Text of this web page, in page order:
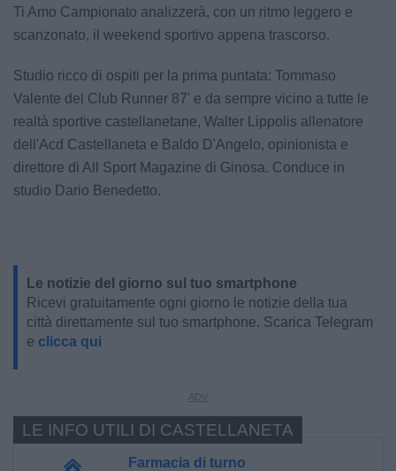
Ti Amo Campionato analizzerà, con un ritmo leggero e
scanzonato, il weekend sportivo appena trascorso.
Studio ricco di ospiti per la prima puntata: Tommaso
Valente del Club Runner 87' e da sempre vicino a tutte le
realtà sportive castellanetane, Walter Lippolis allenatore
dell'Acd Castellaneta e Baldo D'Angelo, opinionista e
direttore di All Sport Magazine di Ginosa. Conduce in
studio Dario Benedetto.
Le notizie del giorno sul tuo smartphone
Ricevi gratuitamente ogni giorno le notizie della tua
città direttamente sul tuo smartphone. Scarica Telegram
e clicca qui
Farmacia di turno
LE INFO UTILI DI CASTELLANETA